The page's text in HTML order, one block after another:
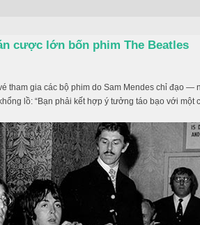
cược lớn bốn phim The Beatles
tham gia các bộ phim do Sam Mendes chỉ đạo —
lồ: “Bạn phải kết hợp ý tưởng táo bạo với một